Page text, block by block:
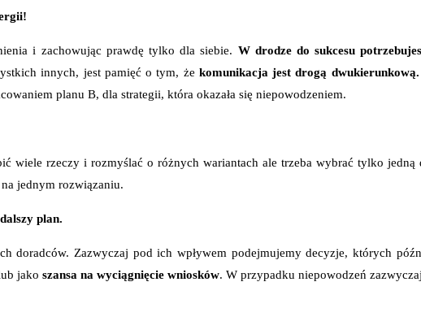
i zachowując prawdę tylko dla siebie. W drodze do sukcesu
innych, jest pamięć o tym, że komunikacja jest drogą dwukierunkową.
planu B, dla strategii, która okazała się niepowodzeniem.
wiele rzeczy i rozmyślać o różnych wariantach ale trzeba wybrać tylko jedną
jednym rozwiązaniu.
plan.
doradców. Zazwyczaj pod ich wpływem podejmujemy decyzje, których
jako szansa na wyciągnięcie wniosków. W przypadku niepowodzeń